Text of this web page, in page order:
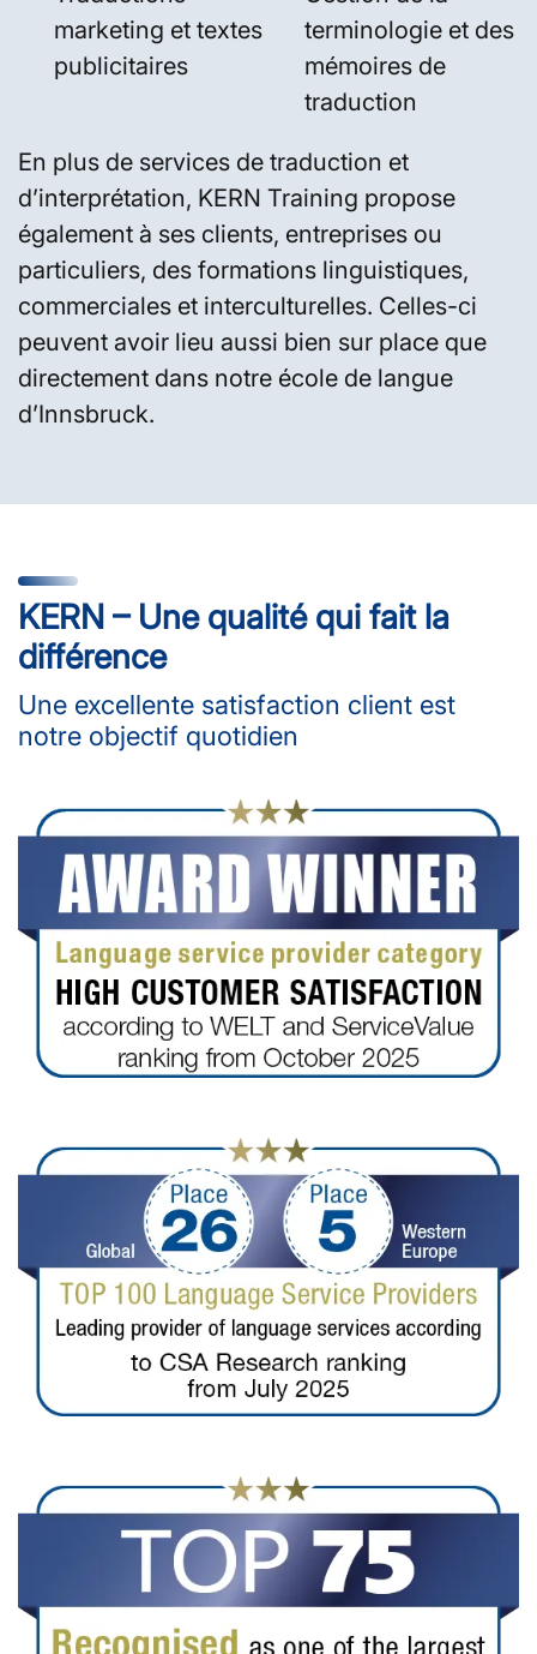
marketing et textes
publicitaires
terminologie et des
mémoires de
traduction
En plus de services de traduction et
d’interprétation, KERN Training propose
également à ses clients, entreprises ou
particuliers, des formations linguistiques,
commerciales et interculturelles. Celles-ci
peuvent avoir lieu aussi bien sur place que
directement dans notre école de langue
d’Innsbruck.
KERN – Une qualité qui fait la
différence
Une excellente satisfaction client est
notre objectif quotidien